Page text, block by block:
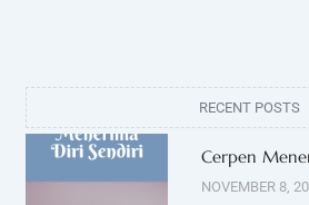
RECENT POSTS
Cerpen
NOVEMBER 8,